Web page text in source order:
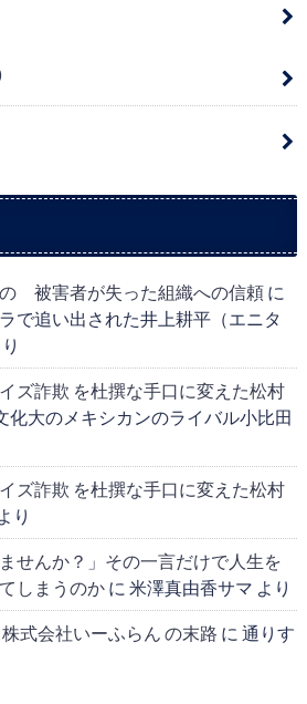
被害者が失った組織への信頼に
で追い出された井上耕平（エニタ
ズ詐欺 を杜撰な手口に変えた松村
化大のメキシカンのライバル小比田
ズ詐欺 を杜撰な手口に変えた松村
り
せんか？」その一言だけで人生を
しまうのかに 米澤真由香サマ より
式会社いーふらん の末路 に 通りす